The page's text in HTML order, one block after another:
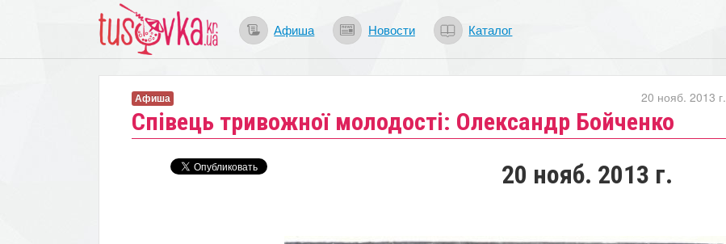
Афиша Новости Каталог
Співець тривожної молодості: Олександр Бойченко
20 нояб. 2013 г.
Афиша
20 нояб. 2013 г.